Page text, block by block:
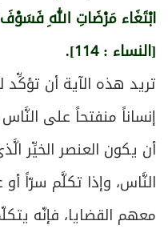
ابْتَغَاء مَرْضَاتِ اللهِ
[النساء : 114].
تريد هذه الآية أن
إنساناً منفتحاً على
أن يكون العنصر الخيِّر
النَّاس، وإذا تكلَّم سرّاً
معهم القضايا، فإنّه